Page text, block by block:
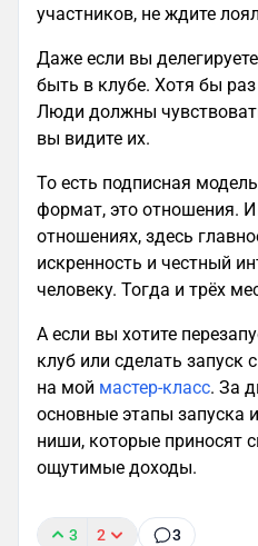
участников, не ждите
Даже если вы
быть в клубе. Хотя бы
Люди должны
вы видите их.
То есть подписная
формат, это отношения.
отношениях, здесь
искренность и честный
человеку. Тогда и трёх
А если вы хотите
клуб или сделать запуск
на мой мастер-класс. За
основные этапы запуска
ниши, которые приносят
ощутимые доходы.
3 2 3